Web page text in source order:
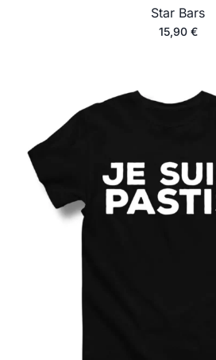
Star Bars
15,90 €